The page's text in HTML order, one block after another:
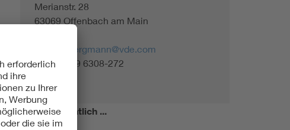
Merianstr. 28
63069 Offenbach am Main
monika.bergmann@vde.com
Tel. +49 69 6308-272
informiert! Monatlich ...